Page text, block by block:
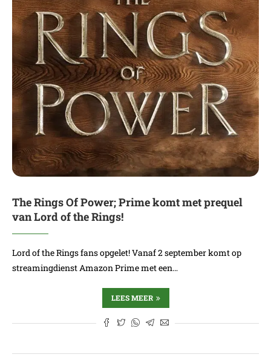
The Rings Of Power; Prime komt met prequel
van Lord of the Rings!
Lord of the Rings fans opgelet! Vanaf 2 september komt op
streamingdienst Amazon Prime met een…
LEES MEER